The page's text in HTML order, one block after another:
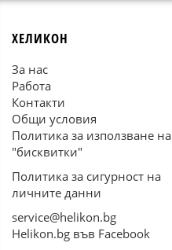
ХЕЛИКОН
За нас
Работа
Контакти
Общи условия
Политика за използване на
"бисквитки"
Политика за сигурност на
личните данни
service@helikon.bg
Helikon.bg във Facebook